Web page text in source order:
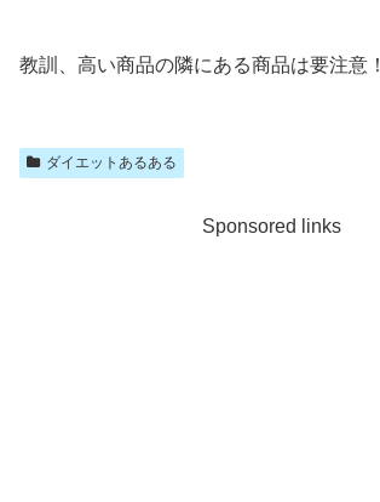
教訓、高い商品の隣にある商品は要注意！
ダイエットあるある
Sponsored links